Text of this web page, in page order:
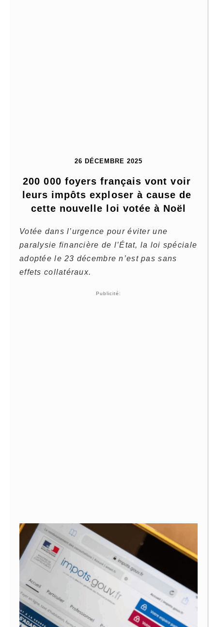
26 DÉCEMBRE 2025
200 000 foyers français vont voir
leurs impôts exploser à cause de
cette nouvelle loi votée à Noël
Votée dans l’urgence pour éviter une
paralysie financière de l’État, la loi spéciale
adoptée le 23 décembre n’est pas sans
effets collatéraux.
Publicité: